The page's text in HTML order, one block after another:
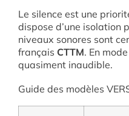
Le silence est une
dispose d’une isolation
niveaux sonores sont
français CTTM. En
quasiment inaudible.
Guide des modèles